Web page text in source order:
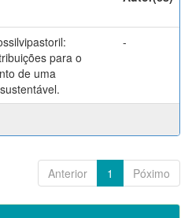
para o
de uma
-
Anterior 1 Póximo